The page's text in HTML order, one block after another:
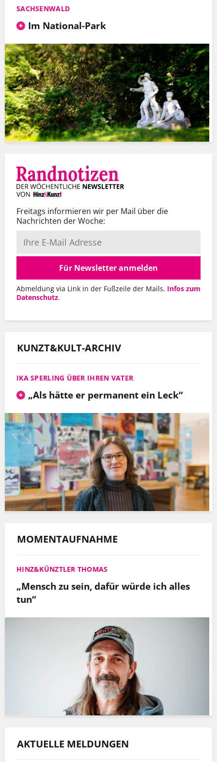
SACHSENWALD
Im National-Park
Freitags informieren wir per Mail über die
Nachrichten der Woche:
Für Newsletter anmelden
Abmeldung via Link in der Fußzeile der Mails. Infos zum
Datenschutz.
KUNZT&KULT-ARCHIV
IKA SPERLING ÜBER IHREN VATER
„Als hätte er permanent ein Leck“
MOMENTAUFNAHME
HINZ&KÜNZTLER THOMAS
„Mensch zu sein, dafür würde ich alles
tun“
AKTUELLE MELDUNGEN